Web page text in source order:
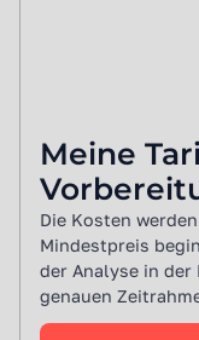
Meine
Die Kosten
Mindestpreis
der Analyse in
genauen